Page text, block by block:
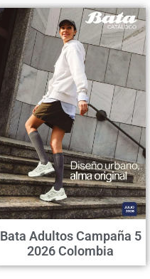
Bata Adultos Campaña 5
2026 Colombia